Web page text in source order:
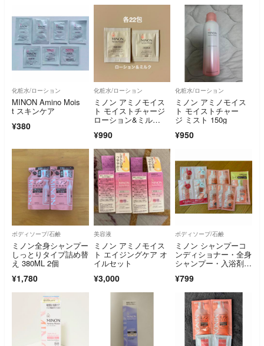
化粧水/ローション
MINON Amino Mois
t スキンケア
¥380
化粧水/ローション
ミノン アミノモイス
ト モイストチャージ
ローション&ミル
¥990
化粧水/ローション
ミノン アミノモイス
ト モイストチャー
ジ ミスト 150g
¥950
ボディソープ/石鹸
ミノン全身シャンプー
しっとりタイプ詰め替
え 380ML 2個
¥1,780
美容液
ミノン アミノモイス
ト エイジングケア オ
イルセット
¥3,000
ボディソープ/石鹸
ミノン シャンプーコ
ンディショナー・全身
シャンプー・入浴剤セ
¥799